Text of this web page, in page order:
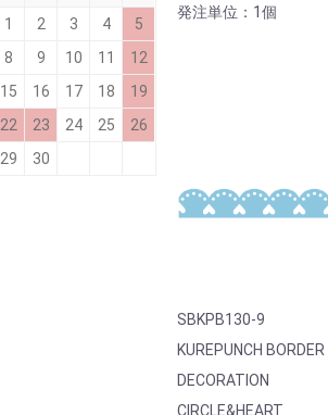
1
2 3 4
5
8 9 10 11
12
15 16 17 18
19
22 23 24 25
26
29 30
発注単位：1個
SBKPB130-9
KUREPUNCH BORDER
DECORATION
CIRCLE&HEART